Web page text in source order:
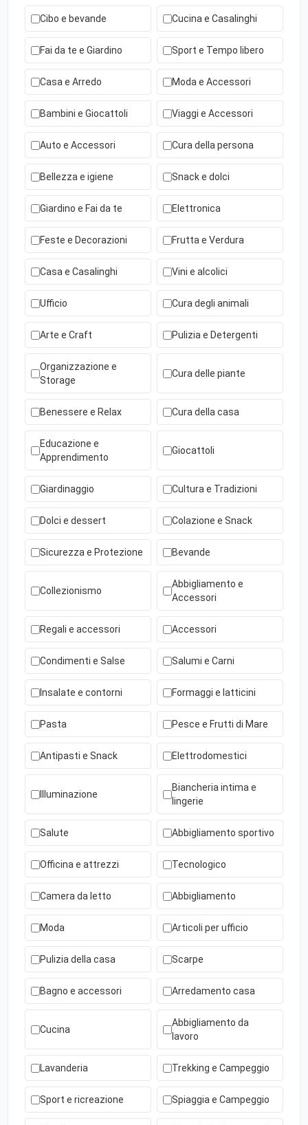
Cibo e bevande Cucina e Casalinghi
Fai da te e Giardino Sport e Tempo libero
Casa e Arredo Moda e Accessori
Bambini e Giocattoli Viaggi e Accessori
Auto e Accessori Cura della persona
Bellezza e igiene Snack e dolci
Giardino e Fai da te Elettronica
Feste e Decorazioni Frutta e Verdura
Casa e Casalinghi Vini e alcolici
Ufficio Cura degli animali
Arte e Craft Pulizia e Detergenti
Organizzazione e
Storage
Cura delle piante
Benessere e Relax Cura della casa
Educazione e
Apprendimento
Giocattoli
Giardinaggio Cultura e Tradizioni
Dolci e dessert Colazione e Snack
Sicurezza e Protezione Bevande
Collezionismo
Abbigliamento e
Accessori
Regali e accessori Accessori
Condimenti e Salse Salumi e Carni
Insalate e contorni Formaggi e latticini
Pasta Pesce e Frutti di Mare
Antipasti e Snack Elettrodomestici
Illuminazione
Biancheria intima e
lingerie
Salute Abbigliamento sportivo
Officina e attrezzi Tecnologico
Camera da letto Abbigliamento
Moda Articoli per ufficio
Pulizia della casa Scarpe
Bagno e accessori Arredamento casa
Cucina
Abbigliamento da
lavoro
Lavanderia Trekking e Campeggio
Sport e ricreazione Spiaggia e Campeggio